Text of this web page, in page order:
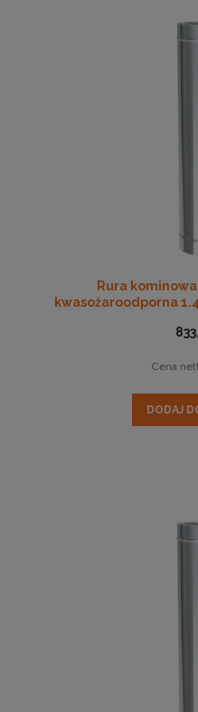
Rura
kwasożaroodporna
Cena
DODAJ